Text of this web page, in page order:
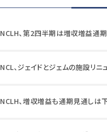
NCLH、第2四半期は増収増益通
NCL、ジェイドとジェムの施設リニ
NCLH、増収増益も通期見通しは